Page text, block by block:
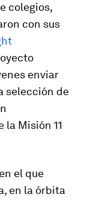
colegios,
con sus
enviar
selección de
Misión 11
el que
en la órbita